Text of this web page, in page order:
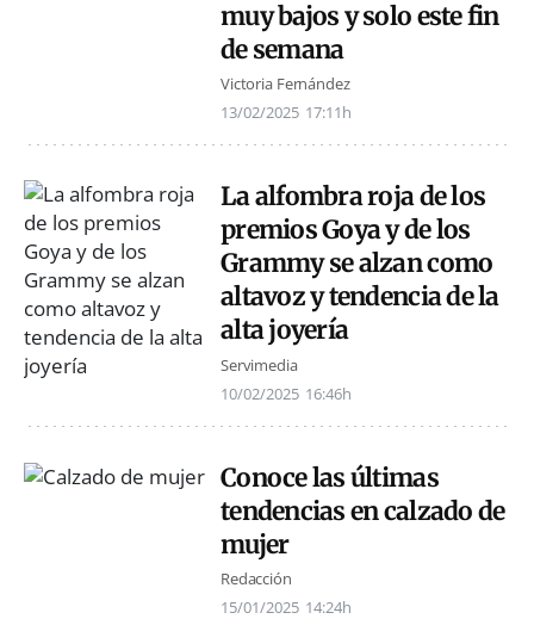
muy bajos y solo este fin
de semana
Victoria Fernández
13/02/2025 17:11h
La alfombra roja de los
premios Goya y de los
Grammy se alzan como
altavoz y tendencia de la
alta joyería
Servimedia
10/02/2025 16:46h
Conoce las últimas
tendencias en calzado de
mujer
Redacción
15/01/2025 14:24h